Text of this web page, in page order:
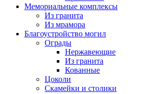
Мемориальные комплексы
Из гранита
Из мрамора
Благоустройство могил
Ограды
Нержавеющие
Из гранита
Кованные
Цоколи
Скамейки и столики